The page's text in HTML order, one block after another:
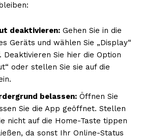
deaktivieren: Gehen Sie in die
Geräts und wählen Sie „Display“
Deaktivieren Sie hier die Option
oder stellen Sie sie auf die
belassen: Öffnen Sie
Sie die App geöffnet. Stellen
nicht auf die Home-Taste tippen
da sonst Ihr Online-Status